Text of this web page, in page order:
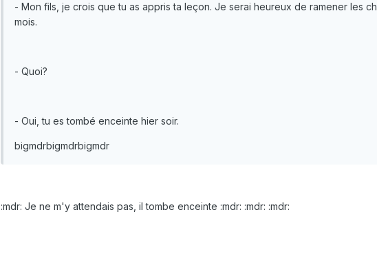
- Mon fils, je crois que tu as appris ta leçon. Je serai heureux de ramener les
mois.
- Quoi?
- Oui, tu es tombé enceinte hier soir.
bigmdrbigmdrbigmdr
:mdr: Je ne m'y attendais pas, il tombe enceinte :mdr: :mdr: :mdr: